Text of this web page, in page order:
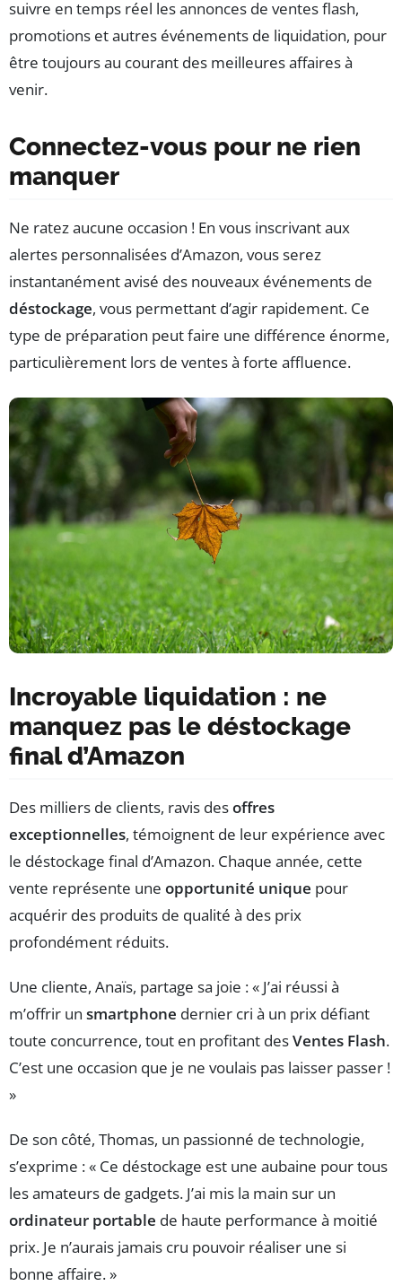
suivre en temps réel les annonces de ventes flash,
promotions et autres événements de liquidation, pour
être toujours au courant des meilleures affaires à
venir.
Connectez-vous pour ne rien
manquer
Ne ratez aucune occasion ! En vous inscrivant aux
alertes personnalisées d’Amazon, vous serez
instantanément avisé des nouveaux événements de
déstockage, vous permettant d’agir rapidement. Ce
type de préparation peut faire une différence énorme,
particulièrement lors de ventes à forte affluence.
Incroyable liquidation : ne
manquez pas le déstockage
final d’Amazon
Des milliers de clients, ravis desoffres
exceptionnelles, témoignent de leur expérience avec
le déstockage final d’Amazon. Chaque année, cette
vente représente une opportunité unique pour
acquérir des produits de qualité à des prix
profondément réduits.
Une cliente, Anaïs, partage sa joie : « J’ai réussi à
m’offrir un smartphone dernier cri à un prix défiant
toute concurrence, tout en profitant desVentes Flash.
C’est une occasion que je ne voulais pas laisser passer !
»
De son côté, Thomas, un passionné de technologie,
s’exprime : « Ce déstockage est une aubaine pour tous
les amateurs de gadgets. J’ai mis la main sur un
ordinateur portable de haute performance à moitié
prix. Je n’aurais jamais cru pouvoir réaliser une si
bonne affaire. »